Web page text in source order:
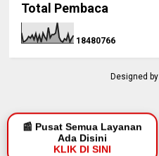
📰 Pusat Semua Layanan
Ada Disini
KLIK DI SINI
Total Pembaca
1 8480766
Designed by